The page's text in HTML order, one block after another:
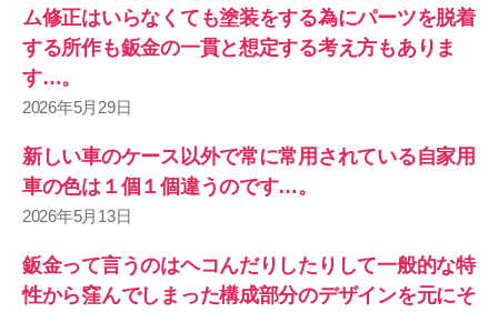
ム修正はいらなくても塗装をする為にパーツを脱着
する所作も鈑金の一貫と想定する考え方もありま
す…。
2026年5月29日
新しい車のケース以外で常に常用されている自家用
車の色は１個１個違うのです…。
2026年5月13日
鈑金って言うのはヘコんだりしたりして一般的な特
性から窪んでしまった構成部分のデザインを元にそ